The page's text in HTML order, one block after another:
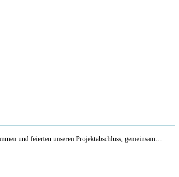
und feierten unseren Projektabschluss, gemeinsam…